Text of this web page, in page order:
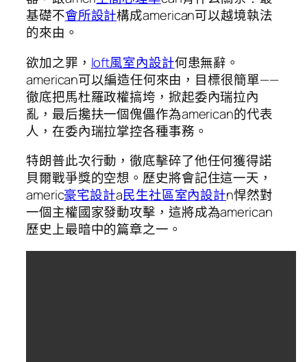
基礎不會所設計構成american可以越境執法
的來由。
欲加之罪， loft風室內設計何患無辭。
american可以編造任何來由，目標很簡單——
徹底把馬杜羅政權搞垮，掀起委內瑞拉內
亂，最后攙扶一個傀儡作為american的代表
人，在委內瑞拉掌控各種事務。
特朗普此次行動，徹底擊碎了他任何獲得諾
貝爾戰爭獎的空想。歷史將會記住這一天，
americ豪宅設計a民生社區室內設計n悍然對
一個主權國家發動攻擊，這將成為american
歷史上最暗中的篇章之一。